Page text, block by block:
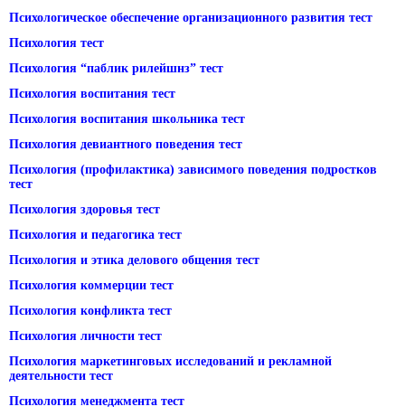
Психологическое обеспечение организационного развития тест
Психология тест
Психология “паблик рилейшнз” тест
Психология воспитания тест
Психология воспитания школьника тест
Психология девиантного поведения тест
Психология (профилактика) зависимого поведения подростков
тест
Психология здоровья тест
Психология и педагогика тест
Психология и этика делового общения тест
Психология коммерции тест
Психология конфликта тест
Психология личности тест
Психология маркетинговых исследований и рекламной
деятельности тест
Психология менеджмента тест